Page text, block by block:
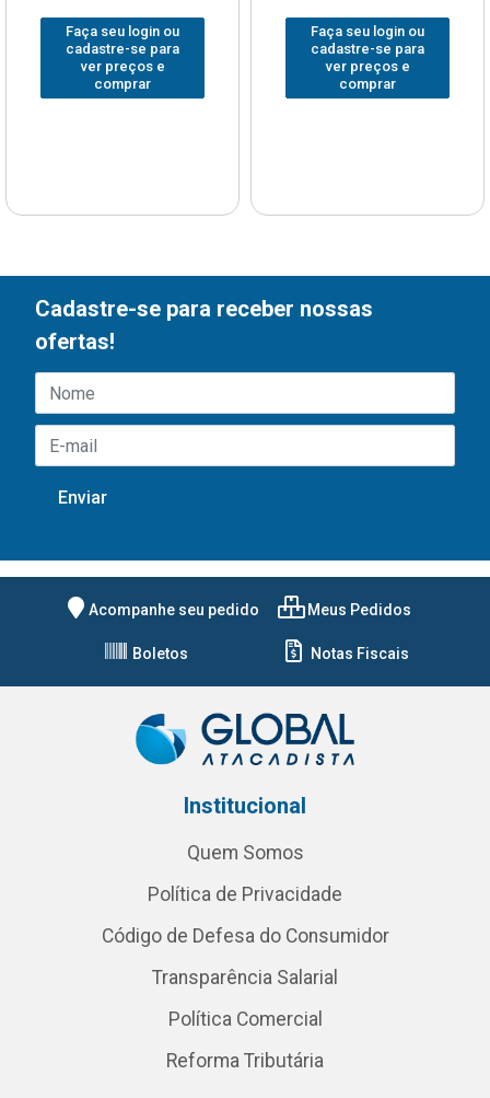
Faça seu login ou
cadastre-se para
ver preços e
comprar
Faça seu login ou
cadastre-se para
ver preços e
comprar
Cadastre-se para receber nossas
ofertas!
Acompanhe seu pedido Meus Pedidos
Boletos Notas Fiscais
Institucional
Quem Somos
Política de Privacidade
Código de Defesa do Consumidor
Transparência Salarial
Política Comercial
Reforma Tributária